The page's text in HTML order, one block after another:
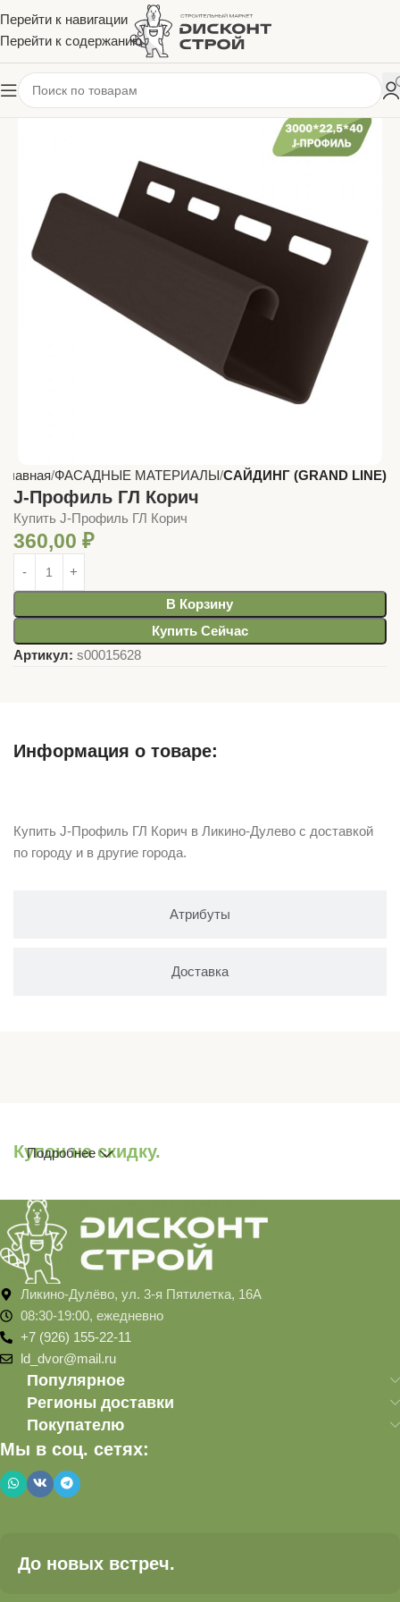
Перейти к навигации
Перейти к содержанию
Главная ФАСАДНЫЕ МАТЕРИАЛЫ САЙДИНГ (GRAND LINE)
J-Профиль ГЛ Корич
Купить J-Профиль ГЛ Корич
360,00 ₽
В Корзину
Купить Сейчас
Артикул: s00015628
Информация о товаре:
Атрибуты
Доставка
Купить J-Профиль ГЛ Корич в Ликино-Дулево с доставкой
по городу и в другие города.
Купон на скидку.
Подробнее
Ликино-Дулёво, ул. 3-я Пятилетка, 16А
08:30-19:00, ежедневно
+7 (926) 155-22-11
ld_dvor@mail.ru
Популярное
Регионы доставки
Покупателю
Мы в соц. сетях:
До новых встреч.